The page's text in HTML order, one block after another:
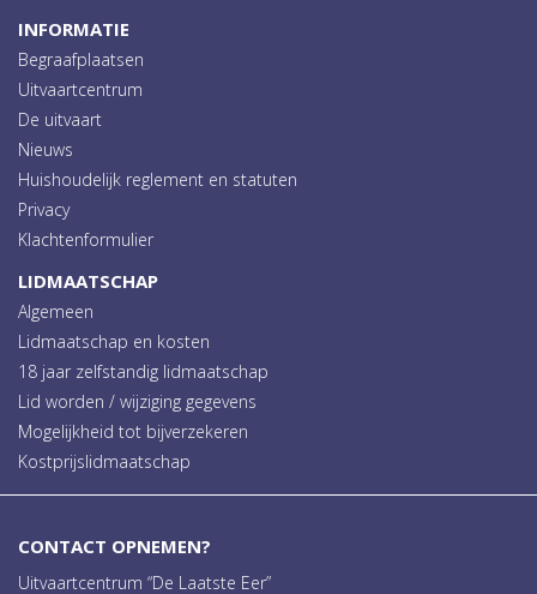
INFORMATIE
Begraafplaatsen
Uitvaartcentrum
De uitvaart
Nieuws
Huishoudelijk reglement en statuten
Privacy
Klachtenformulier
LIDMAATSCHAP
Algemeen
Lidmaatschap en kosten
18 jaar zelfstandig lidmaatschap
Lid worden / wijziging gegevens
Mogelijkheid tot bijverzekeren
Kostprijslidmaatschap
CONTACT OPNEMEN?
Uitvaartcentrum “De Laatste Eer”